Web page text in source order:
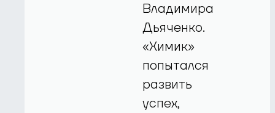
Владимира
Дьяченко.
«Химик»
попытался
развить
успех,